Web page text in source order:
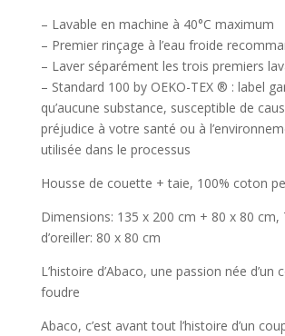
– Lavable en machine à 40°C maximum
– Premier rinçage à l’eau froide
– Laver séparément les trois premiers
– Standard 100 by OEKO-TEX ® : label
qu’aucune substance, susceptible de
préjudice à votre santé ou à
utilisée dans le processus
Housse de couette + taie, 100% coton
Dimensions: 135 x 200 cm + 80 x 80 cm,
d’oreiller: 80 x 80 cm
L’histoire d’Abaco, une passion née d’un
foudre
Abaco, c’est avant tout l’histoire d’un